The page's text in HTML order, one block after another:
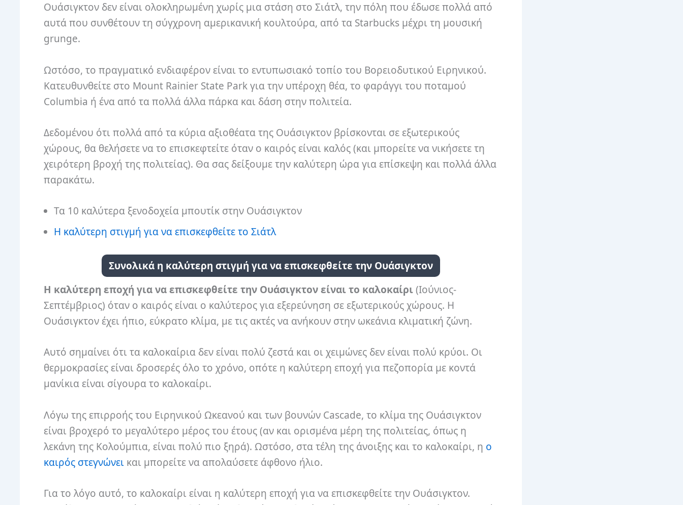
Ουάσιγκτον δεν είναι ολοκληρωμένη χωρίς μια στάση στο Σιάτλ, την πόλη που έδωσε πολλά από
αυτά που συνθέτουν τη σύγχρονη αμερικανική κουλτούρα, από τα Starbucks μέχρι τη μουσική
grunge.
Ωστόσο, το πραγματικό ενδιαφέρον είναι το εντυπωσιακό τοπίο του Βορειοδυτικού Ειρηνικού.
Κατευθυνθείτε στο Mount Rainier State Park για την υπέροχη θέα, το φαράγγι του ποταμού
Columbia ή ένα από τα πολλά άλλα πάρκα και δάση στην πολιτεία.
Δεδομένου ότι πολλά από τα κύρια αξιοθέατα της Ουάσιγκτον βρίσκονται σε εξωτερικούς
χώρους, θα θελήσετε να το επισκεφτείτε όταν ο καιρός είναι καλός (και μπορείτε να νικήσετε τη
χειρότερη βροχή της πολιτείας). Θα σας δείξουμε την καλύτερη ώρα για επίσκεψη και πολλά άλλα
παρακάτω.
Τα 10 καλύτερα ξενοδοχεία μπουτίκ στην Ουάσιγκτον
Η καλύτερη στιγμή για να επισκεφθείτε το Σιάτλ
Συνολικά η καλύτερη στιγμή για να επισκεφθείτε την Ουάσιγκτον
Η καλύτερη εποχή για να επισκεφθείτε την Ουάσιγκτον είναι το καλοκαίρι(Ιούνιος-
Σεπτέμβριος) όταν ο καιρός είναι ο καλύτερος για εξερεύνηση σε εξωτερικούς χώρους. Η
Ουάσιγκτον έχει ήπιο, εύκρατο κλίμα, με τις ακτές να ανήκουν στην ωκεάνια κλιματική ζώνη.
Αυτό σημαίνει ότι τα καλοκαίρια δεν είναι πολύ ζεστά και οι χειμώνες δεν είναι πολύ κρύοι. Οι
θερμοκρασίες είναι δροσερές όλο το χρόνο, οπότε η καλύτερη εποχή για πεζοπορία με κοντά
μανίκια είναι σίγουρα το καλοκαίρι.
Λόγω της επιρροής του Ειρηνικού Ωκεανού και των βουνών Cascade, το κλίμα της Ουάσιγκτον
είναι βροχερό το μεγαλύτερο μέρος του έτους (αν και ορισμένα μέρη της πολιτείας, όπως η
λεκάνη της Κολούμπια, είναι πολύ πιο ξηρά). Ωστόσο, στα τέλη της άνοιξης και το καλοκαίρι, η ο
καιρός στεγνώνει και μπορείτε να απολαύσετε άφθονο ήλιο.
Για το λόγο αυτό, το καλοκαίρι είναι η καλύτερη εποχή για να επισκεφθείτε την Ουάσιγκτον.